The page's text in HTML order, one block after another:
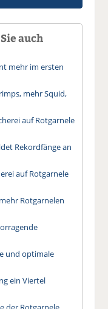
auch
mehr im ersten
mehr Squid,
auf Rotgarnele
Rekordfänge an
auf Rotgarnele
Rotgarnelen
und optimale
ein Viertel